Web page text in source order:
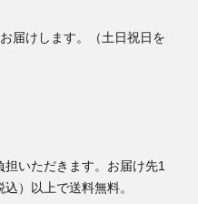
届けします。（土日祝日を
いただきます。お届け先1
）以上で送料無料。